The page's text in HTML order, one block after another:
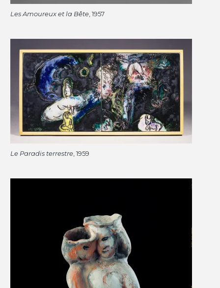
Les Amoureux et la Bête , 1957
Le Paradis terrestre , 1959